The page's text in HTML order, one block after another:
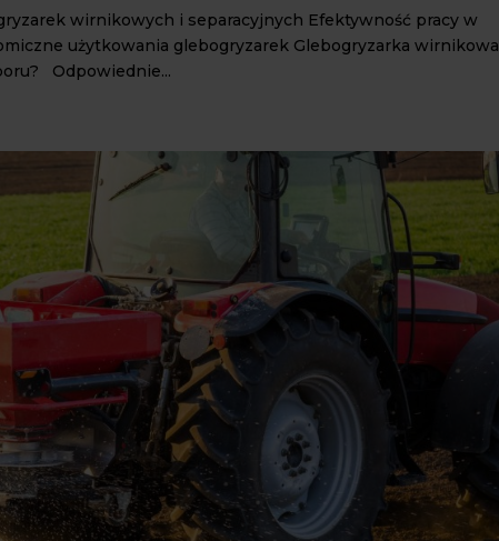
wirnikowych i separacyjnych Efektywność pracy w
użytkowania glebogryzarek Glebogryzarka wirnikowa
Odpowiednie...